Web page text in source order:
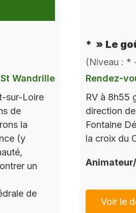
Wandrille
sur-Loire
de
la
(y
un
de
* » Le
(Niveau : *
Rendez-
RV à 8h55
direction
Fontaine
la croix du
Voir le